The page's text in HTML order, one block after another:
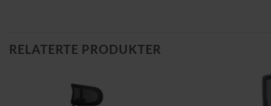
RELATERTE PRODUKTER